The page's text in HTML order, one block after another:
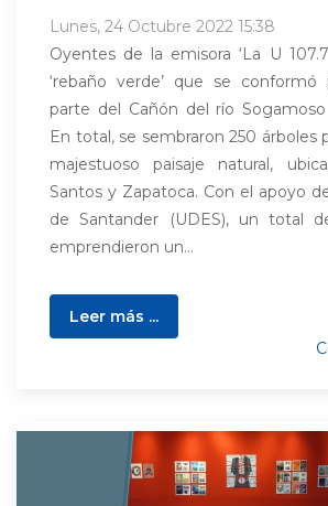
Lunes, 24 Octubre 2022 15:38
Oyentes de la emisora ‘La U
‘rebaño verde’ que se conformó
parte del Cañón del río
En total, se sembraron 250 árboles
majestuoso paisaje natural,
Santos y Zapatoca. Con el apoyo
de Santander (UDES), un total
emprendieron un...
Leer más ...